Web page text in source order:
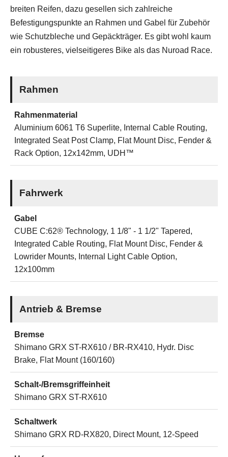
breiten Reifen, dazu gesellen sich zahlreiche
Befestigungspunkte an Rahmen und Gabel für Zubehör
wie Schutzbleche und Gepäckträger. Es gibt wohl kaum
ein robusteres, vielseitigeres Bike als das Nuroad Race.
Rahmen
Rahmenmaterial
Aluminium 6061 T6 Superlite, Internal Cable Routing,
Integrated Seat Post Clamp, Flat Mount Disc, Fender &
Rack Option, 12x142mm, UDH™
Fahrwerk
Gabel
CUBE C:62® Technology, 1 1/8" - 1 1/2" Tapered,
Integrated Cable Routing, Flat Mount Disc, Fender &
Lowrider Mounts, Internal Light Cable Option,
12x100mm
Antrieb & Bremse
Bremse
Shimano GRX ST-RX610 / BR-RX410, Hydr. Disc
Brake, Flat Mount (160/160)
Schalt-/Bremsgriffeinheit
Shimano GRX ST-RX610
Schaltwerk
Shimano GRX RD-RX820, Direct Mount, 12-Speed